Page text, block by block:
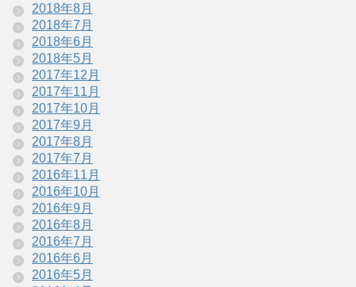
2018年8月
2018年7月
2018年6月
2018年5月
2017年12月
2017年11月
2017年10月
2017年9月
2017年8月
2017年7月
2016年11月
2016年10月
2016年9月
2016年8月
2016年7月
2016年6月
2016年5月